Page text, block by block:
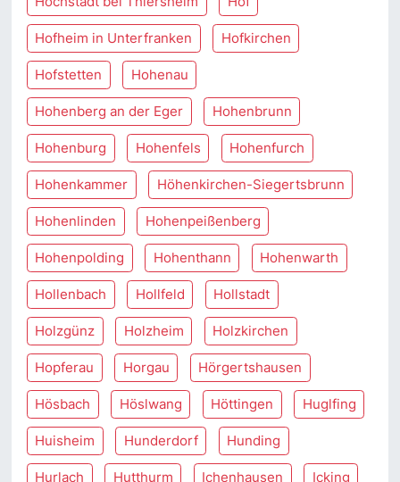
Hofheim in Unterfranken Hofkirchen
Hofstetten Hohenau
Hohenberg an der Eger Hohenbrunn
Hohenburg Hohenfels Hohenfurch
Hohenkammer Höhenkirchen-Siegertsbrunn
Hohenlinden Hohenpeißenberg
Hohenpolding Hohenthann Hohenwarth
Hollenbach Hollfeld Hollstadt
Holzgünz Holzheim Holzkirchen
Hopferau Horgau Hörgertshausen
Hösbach Höslwang Höttingen Huglfing
Huisheim Hunderdorf Hunding
Hurlach Hutthurm Ichenhausen Icking